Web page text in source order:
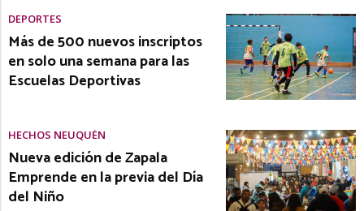
DEPORTES
Más de 500 nuevos inscriptos
en solo una semana para las
Escuelas Deportivas
HECHOS NEUQUÉN
Nueva edición de Zapala
Emprende en la previa del Día
del Niño